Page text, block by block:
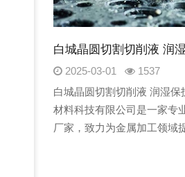
白城晶圆切割切削液 润
2025-03-01
1537
白城晶圆切割切削液 润湿
材料科技有限公司是一家专
厂家，致力为金属加工领域